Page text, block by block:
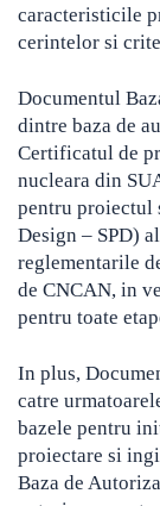
caracteristicile
cerintelor si
Documentul
dintre baza de
Certificatul de
nucleara din
pentru proiectul
Design – SPD)
reglementarile
de CNCAN, in
pentru toate
In plus,
catre
bazele pentru
proiectare si
Baza de